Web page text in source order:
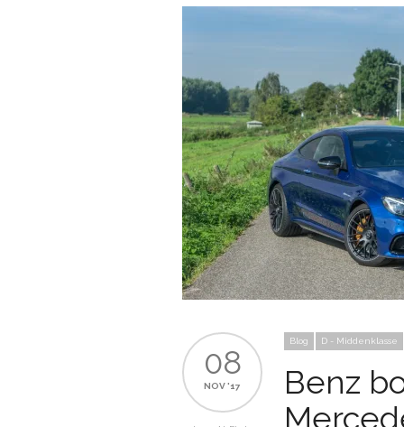
08
NOV '17
Blog D - Middenklasse
Benz